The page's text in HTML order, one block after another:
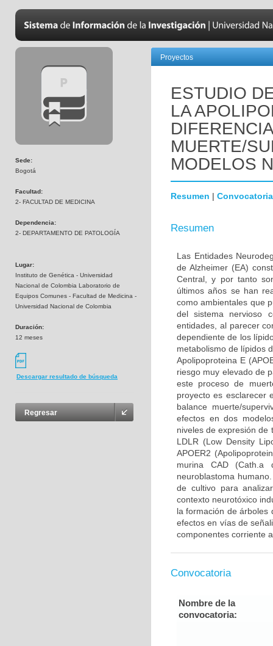
Sede:
Bogotá
Facultad:
2- FACULTAD DE MEDICINA
Dependencia:
2- DEPARTAMENTO DE PATOLOGÍA
Lugar:
Instituto de Genética - Universidad
Nacional de Colombia Laboratorio de
Equipos Comunes - Facultad de Medicina -
Universidad Nacional de Colombia
Duración:
12 meses
Descargar resultado de búsqueda
Regresar
Proyectos
ESTUDIO
LA
MUERTE/
MODELOS
Resumen | Convocatoria
Resumen
Las Entidades
de Alzheimer (EA)
Central, y por tanto
últimos años se han
como ambientales que
del sistema nervioso
entidades, al parecer
dependiente de los
metabolismo de lípidos
Apolipoproteina E
riesgo muy elevado de
este proceso de
proyecto es esclarecer
balance muerte/
efectos en dos
niveles de expresión de
LDLR (Low Density
APOER2
murina CAD (Cath.a
neuroblastoma
de cultivo para
contexto neurotóxico
la formación de árboles
efectos en vías de
componentes corriente
Convocatoria
Nombre de la
convocatoria: